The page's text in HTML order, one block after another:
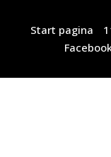
Start pagina